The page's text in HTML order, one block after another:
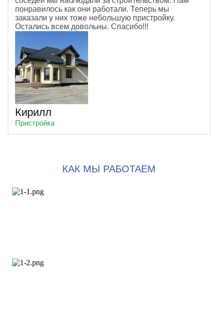
понравилось как они работали. Теперь мы
заказали у них тоже небольшую пристройку.
Остались всем довольны. Спасибо!!!
Кирилл
Пристройка
КАК МЫ РАБОТАЕМ